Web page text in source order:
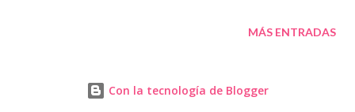
obligatorio y entrará en vigor a partir del 29 de marzo de 2025 ,
Compromiso de Vida Saludable es un documento oficial que
MÁS ENTRADAS
Con la tecnología de Blogger